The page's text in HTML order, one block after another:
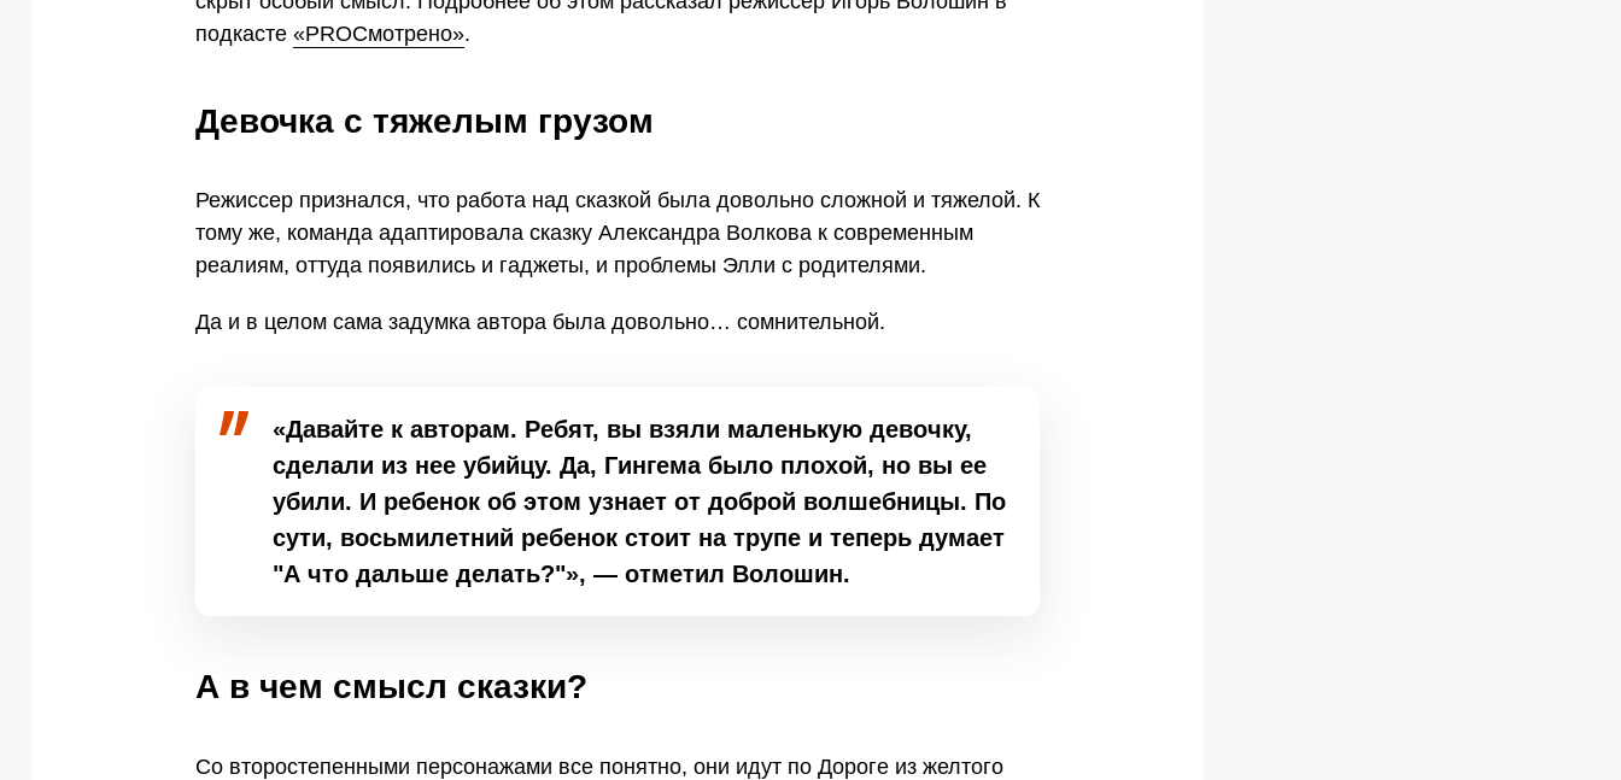
подкасте «PROСмотрено».
Девочка с тяжелым грузом
Режиссер признался, что работа над сказкой была довольно сложной и тяжелой. К
тому же, команда адаптировала сказку Александра Волкова к современным
реалиям, оттуда появились и гаджеты, и проблемы Элли с родителями.
Да и в целом сама задумка автора была довольно… сомнительной.
«Давайте к авторам. Ребят, вы взяли маленькую девочку,
сделали из нее убийцу. Да, Гингема было плохой, но вы ее
убили. И ребенок об этом узнает от доброй волшебницы. По
сути, восьмилетний ребенок стоит на трупе и теперь думает
"А что дальше делать?"», — отметил Волошин.
А в чем смысл сказки?
Со второстепенными персонажами все понятно, они идут по Дороге из желтого